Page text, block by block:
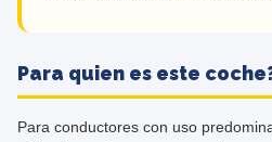
Para quien es este
Para conductores con uso